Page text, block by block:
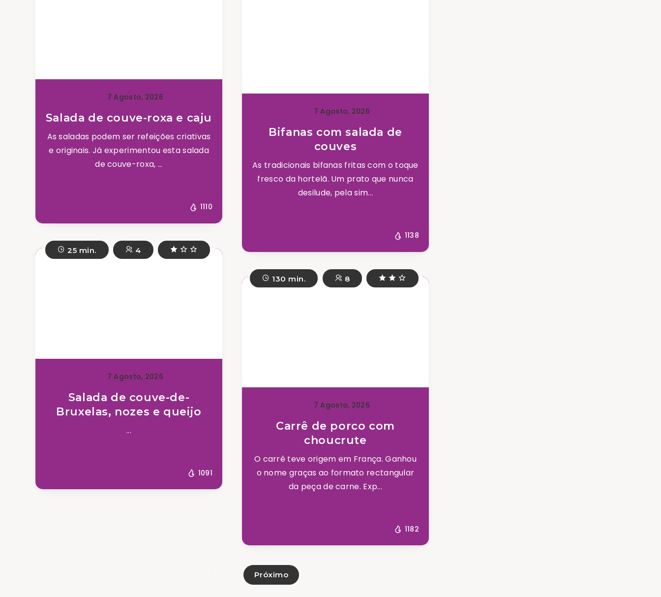
7 Agosto, 2026
Salada de couve-roxa e caju
As saladas podem ser refeições criativas
e originais. Já experimentou esta salada
de couve-roxa, ...
1110
7 Agosto, 2026
Bifanas com salada de
couves
As tradicionais bifanas fritas com o toque
fresco da hortelã. Um prato que nunca
desilude, pela sim...
1138
25 min. 4
7 Agosto, 2026
Salada de couve-de-
Bruxelas, nozes e queijo
...
1091
130 min. 8
7 Agosto, 2026
Carrê de porco com
choucrute
O carrê teve origem em França. Ganhou
o nome graças ao formato rectangular
da peça de carne. Exp...
1182
Próximo